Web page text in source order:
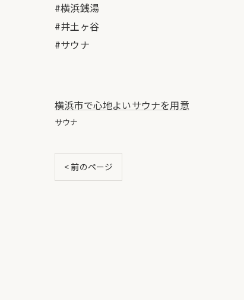
#横浜銭湯
#井土ヶ谷
#サウナ
横浜市で心地よいサウナを用意
サウナ
< 前のページ